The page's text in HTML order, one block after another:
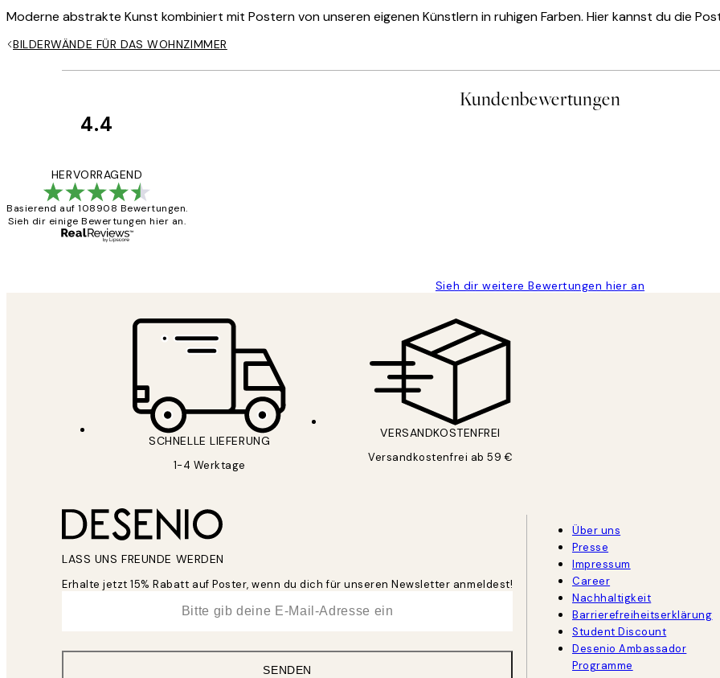
Moderne abstrakte Kunst kombiniert mit Postern von unseren eigenen Künstlern in ruhigen Farben. Hier kannst du die
BILDERWÄNDE FÜR DAS WOHNZIMMER
Kundenbewertungen
4.4
HERVORRAGEND
Basierend auf 108908 Bewertungen.
Sieh dir einige Bewertungen hier an.
Sieh dir weitere Bewertungen hier an
SCHNELLE LIEFERUNG
1-4 Werktage
VERSANDKOSTENFREI
Versandkostenfrei ab 59 €
LASS UNS FREUNDE WERDEN
Erhalte jetzt 15% Rabatt auf Poster, wenn du dich für unseren Newsletter anmeldest!
SENDEN
Über uns
Presse
Impressum
Career
Nachhaltigkeit
Barrierefreiheitserklärung
Student Discount
Desenio Ambassador
Programme